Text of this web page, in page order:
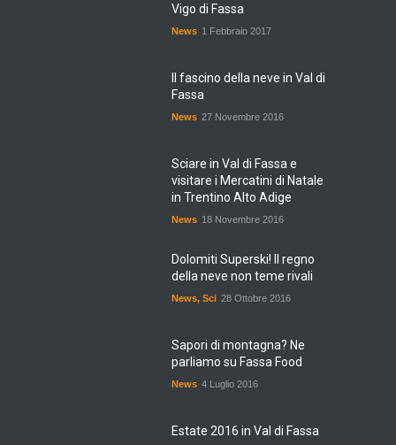
Vigo di Fassa
News 1 Febbraio 2017
Il fascino della neve in Val di
Fassa
News 27 Novembre 2016
Sciare in Val di Fassa e
visitare i Mercatini di Natale
in Trentino Alto Adige
News 18 Novembre 2016
Dolomiti Superski! Il regno
della neve non teme rivali
News, Sci 28 Ottobre 2016
Sapori di montagna? Ne
parliamo su Fassa Food
News 4 Luglio 2016
Estate 2016 in Val di Fassa